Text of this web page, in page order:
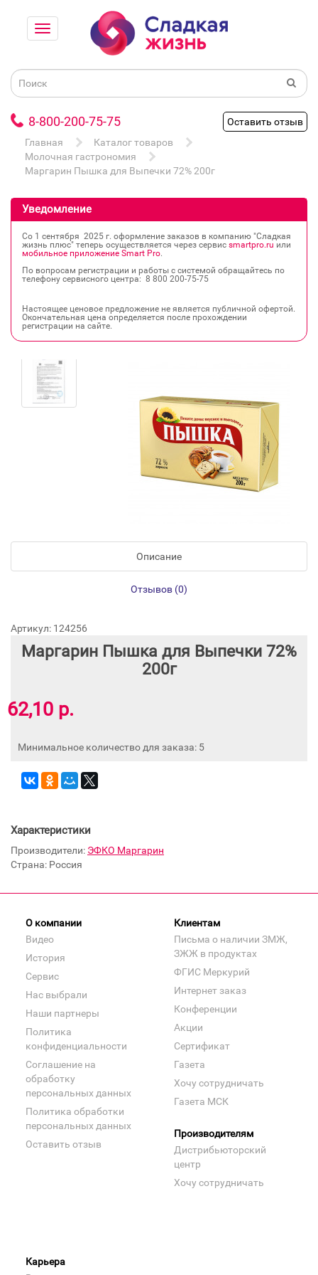
8-800-200-75-75
Оставить отзыв
Главная
Каталог товаров
Молочная гастрономия
Маргарин Пышка для Выпечки 72% 200г
Уведомление
Со 1 сентября 2025 г. оформление заказов в компанию "Сладкая
жизнь плюс" теперь осуществляется через сервис smartpro.ru или
мобильное приложение Smart Pro.
По вопросам регистрации и работы с системой обращайтесь по
телефону сервисного центра: 8 800 200‐75‐75
Настоящее ценовое предложение не является публичной офертой.
Окончательная цена определяется после прохождении
регистрации на сайте.
Описание
Отзывов (0)
Артикул: 124256
Маргарин Пышка для Выпечки 72%
200г
62,10 р.
Минимальное количество для заказа: 5
Характеристики
Производители: ЭФКО Маргарин
Страна: Россия
О компании
Видео
История
Сервис
Нас выбрали
Наши партнеры
Политика
конфиденциальности
Соглашение на
обработку
персональных данных
Политика обработки
персональных данных
Оставить отзыв
Клиентам
Письма о наличии ЗМЖ,
ЗЖЖ в продуктах
ФГИС Меркурий
Интернет заказ
Конференции
Акции
Сертификат
Газета
Хочу сотрудничать
Газета МСК
Производителям
Дистрибьюторский
центр
Хочу сотрудничать
Карьера